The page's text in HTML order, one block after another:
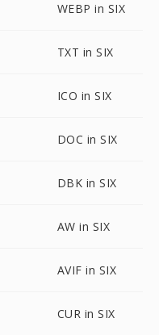
WEBP in SIX
TXT in SIX
ICO in SIX
DOC in SIX
DBK in SIX
AW in SIX
AVIF in SIX
CUR in SIX